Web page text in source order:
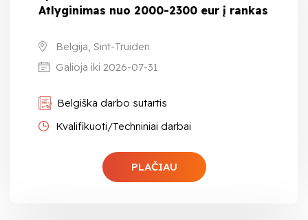
Atlyginimas nuo 2000-2300 eur į rankas
Belgija, Sint-Truiden
Galioja iki 2026-07-31
Belgiška darbo sutartis
Kvalifikuoti/Techniniai darbai
PLAČIAU